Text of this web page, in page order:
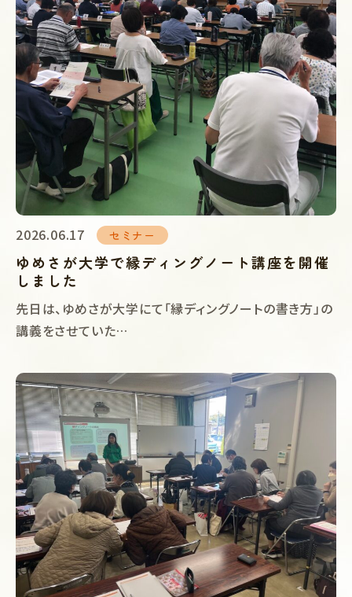
2026.06.17 セミナー
ゆめさが大学で縁ディングノート講座を開催
しました
先日は、ゆめさが大学にて「縁ディングノートの書き方」の
講義をさせていた…